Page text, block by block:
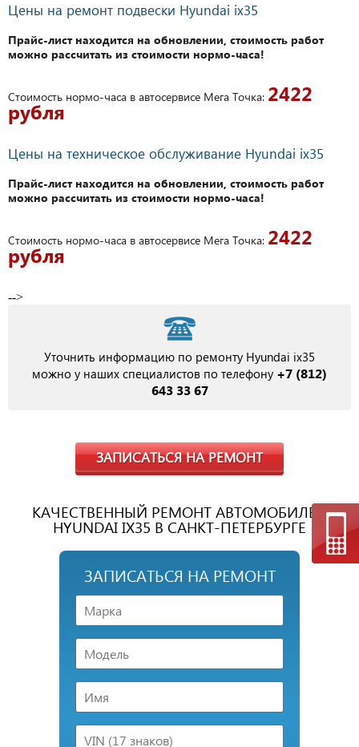
Цены на ремонт подвески Hyundai ix35
Прайс-лист находится на обновлении, стоимость работ
можно рассчитать из стоимости нормо-часа!
Стоимость нормо-часа в автосервисе Мега Точка: 2422
рубля
Цены на техническое обслуживание Hyundai ix35
Прайс-лист находится на обновлении, стоимость работ
можно рассчитать из стоимости нормо-часа!
Стоимость нормо-часа в автосервисе Мега Точка: 2422
рубля
-->
Уточнить информацию по ремонту Hyundai ix35
можно у наших специалистов по телефону +7 (812)
643 33 67
ЗАПИСАТЬСЯ НА РЕМОНТ
КАЧЕСТВЕННЫЙ РЕМОНТ АВТОМОБИЛЕЙ
HYUNDAI IX35 В САНКТ-ПЕТЕРБУРГЕ
ЗАПИСАТЬСЯ НА РЕМОНТ